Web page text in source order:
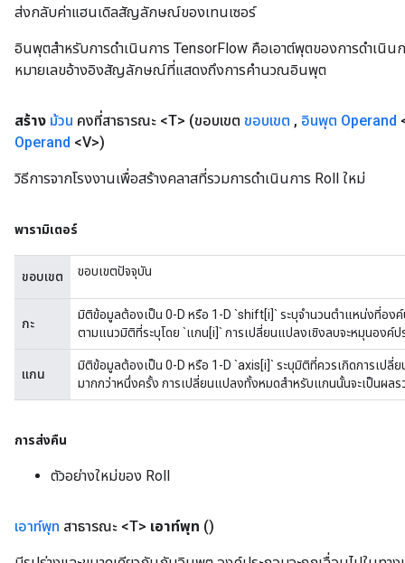
ส่งกลับค่าแฮนเดิลสัญลักษณ์ของเทนเซอร์
อินพุตสำหรับการดำเนินการ TensorFlow คือเอาต์พุตของการดำเนิน
หมายเลขอ้างอิงสัญลักษณ์ที่แสดงถึงการคำนวณอินพุต
สร้าง ม้วน คงที่สาธารณะ <T> (ขอบเขต ขอบเขต , อินพุต Operand
Operand <V>)
วิธีการจากโรงงานเพื่อสร้างคลาสที่รวมการดำเนินการ Roll ใหม่
พารามิเตอร์
ขอบเขต ขอบเขตปัจจุบัน
กะ
มิติข้อมูลต้องเป็น 0-D หรือ 1-D `shift[i]` ระบุจำนวนตำแหน่งที่อง
ตามแนวมิติที่ระบุโดย `แกน[i]` การเปลี่ยนแปลงเชิงลบจะหมุนองค์ป
แกน
มิติข้อมูลต้องเป็น 0-D หรือ 1-D `axis[i]` ระบุมิติที่ควรเกิดการเป
มากกว่าหนึ่งครั้ง การเปลี่ยนแปลงทั้งหมดสำหรับแกนนั้นจะเป็นผ
การส่งคืน
ตัวอย่างใหม่ของ Roll
เอาท์พุท สาธารณะ <T> เอาท์พุท ()